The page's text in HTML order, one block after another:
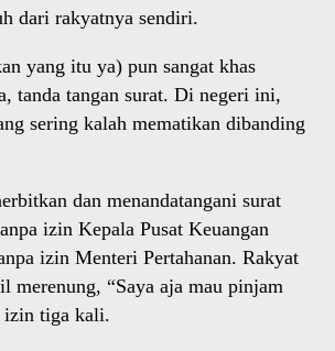
dari rakyatnya sendiri.
yang itu ya) pun sangat khas
tanda tangan surat. Di negeri ini,
sering kalah mematikan dibanding
dan menandatangani surat
izin Kepala Pusat Keuangan
izin Menteri Pertahanan. Rakyat
merenung, “Saya aja mau pinjam
izin tiga kali.